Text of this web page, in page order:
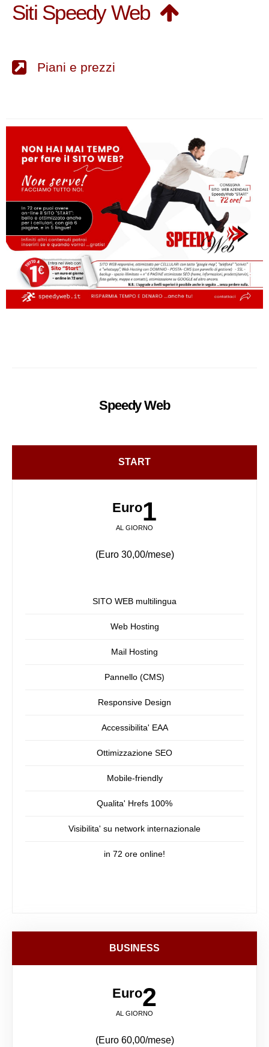
Siti Speedy Web
Piani e prezzi
SpeedyWeb
START
Euro1
AL GIORNO
(Euro 30,00/mese)
SITO WEB multilingua
Web Hosting
Mail Hosting
Pannello (CMS)
Responsive Design
Accessibilita' EAA
Ottimizzazione SEO
Mobile-friendly
Qualita' Hrefs 100%
Visibilita' su network internazionale
in 72 ore online!
BUSINESS
Euro2
AL GIORNO
(Euro 60,00/mese)